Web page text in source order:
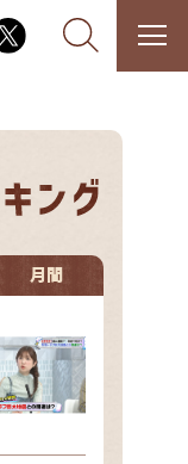
・・
エティ！
真剣です
月間